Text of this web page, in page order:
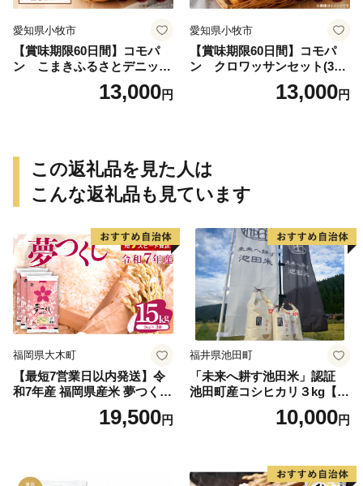
愛知県小牧市
【賞味期限60日間】コモパ
ン こまきふるさとデニッシ
ュセット（20個入り）／災害
用備蓄 保存食 非常食 防災グ
13,000円
愛知県小牧市
【賞味期限60日間】コモパ
ン クロワッサンセット(30
個入り)／災害用備蓄 保存食
非常食 防災グッズにも
13,000円
この返礼品を見た人は
こんな返礼品も見ています
福岡県大木町
【最短7営業日以内発送】令
和7年産 福岡県産米 夢つくし
15kg 精米 ※北海道・沖縄・
19,500円
福井県池田町
「未来へ耕す池田米」認証
池田町産コシヒカリ３kg【お
1人様につき３セットまで】
10,000円